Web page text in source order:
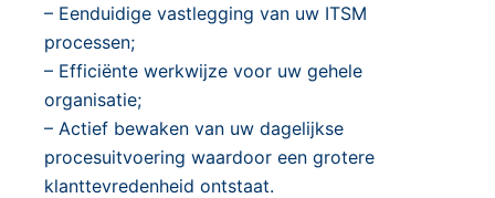
– Eenduidige vastlegging van uw ITSM
processen;
– Efficiënte werkwijze voor uw gehele
organisatie;
– Actief bewaken van uw dagelijkse
procesuitvoering waardoor een grotere
klanttevredenheid ontstaat.